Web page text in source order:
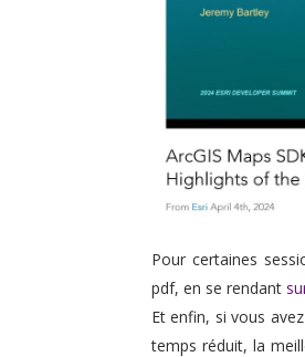
Pour certaines
pdf, en se rendant
Et enfin, si vous
temps réduit, la